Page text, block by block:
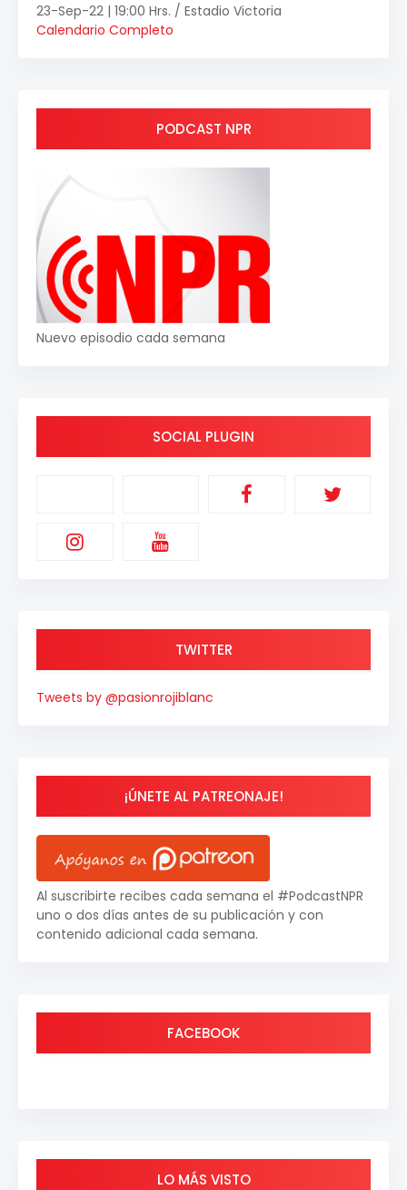
23-Sep-22 | 19:00 Hrs. / Estadio Victoria
Calendario Completo
PODCAST NPR
Nuevo episodio cada semana
SOCIAL PLUGIN
TWITTER
Tweets by @pasionrojiblanc
¡ÚNETE AL PATREONAJE!
Al suscribirte recibes cada semana el #PodcastNPR
uno o dos días antes de su publicación y con
contenido adicional cada semana.
FACEBOOK
LO MÁS VISTO